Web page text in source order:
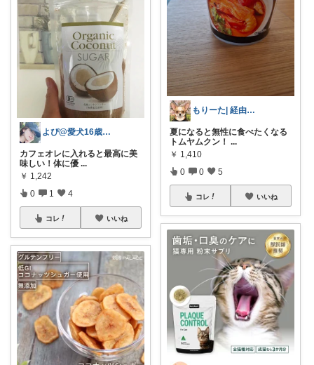
よぴ@愛犬16歳🐶病気に負けない
カフェオレに入れると最高に美
味しい！体に優 ...
￥ 1,242
0 1 4
コレ いいね
もりーた| 経由購入感謝です❣
夏になると無性に食べたくなる
トムヤムクン！ ...
￥ 1,410
0 0 5
コレ いいね